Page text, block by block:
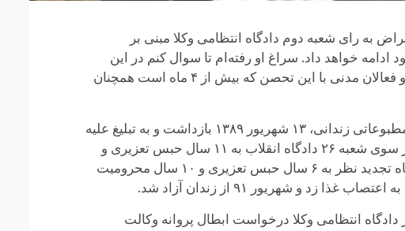
به رای شعبه دوم دادگاه انتظامی وکلا مبنی بر
ادامه خواهد داد. سراغ او رفته‌ام تا سوال کنم در این
مدت به چه دستاوردی رسیده است؟ آیا مسولان سراغ او رفته یا تماسی با او گرفته‌اند؟ نحوه مواجهه مردم و فعالان مدنی با این تحصن که بیش از ۴ ماه است همچنان
نسرین ستوده، از اعضای کانون مدافعان حقوق بشر و وکیل بسیاری از فعالان دانشجویی، مدنی، سیاسی و مطبوعاتی زندانی، ۱۳ شهریور ۱۳۸۹ بازداشت و به تبلیغ علیه
نظام، اجتماع و تبانی به قصد برهم زدن امنیت کشور و عضویت در کانون مدافعان حقوق بشر متهم شد. او از سوی شعبه ۲۶ دادگاه انقلاب به ۱۱ سال حبس تعزیری و
۲۰ سال محرومیت از وکالت و همچنین ۲۰ سال ممنوع الخروجی از کشور محکوم شده بود. این حکم در دادگاه تجدید نظر به ۶ سال حبس تعزیری و ۱۰ سال محرومیت
و شهریور ۹۱ از زندان آزاد شد.
دادگاه انتظامی وکلا درخواست ابطال پروانه وکالت